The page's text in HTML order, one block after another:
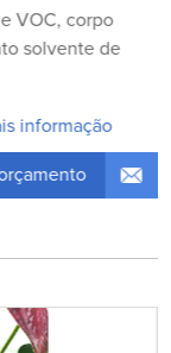
VOC, corpo
solvente de
informação